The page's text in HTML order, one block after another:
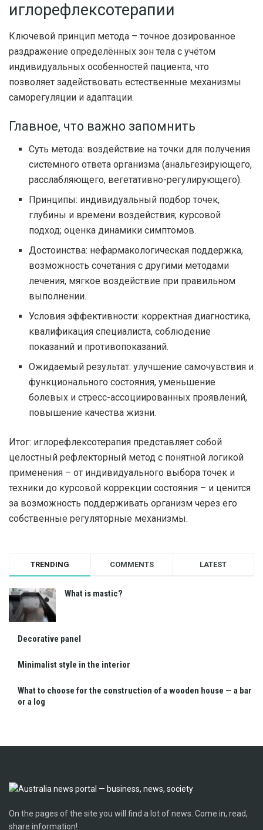
иглорефлексотерапии
Ключевой принцип метода – точное дозированное
раздражение определённых зон тела с учётом
индивидуальных особенностей пациента, что
позволяет задействовать естественные механизмы
саморегуляции и адаптации.
Главное, что важно запомнить
Суть метода: воздействие на точки для получения
системного ответа организма (анальгезирующего,
расслабляющего, вегетативно-регулирующего).
Принципы: индивидуальный подбор точек,
глубины и времени воздействия; курсовой
подход; оценка динамики симптомов.
Достоинства: нефармакологическая поддержка,
возможность сочетания с другими методами
лечения, мягкое воздействие при правильном
выполнении.
Условия эффективности: корректная диагностика,
квалификация специалиста, соблюдение
показаний и противопоказаний.
Ожидаемый результат: улучшение самочувствия и
функционального состояния, уменьшение
болевых и стресс-ассоциированных проявлений,
повышение качества жизни.
Итог: иглорефлексотерапия представляет собой
целостный рефлекторный метод с понятной логикой
применения – от индивидуального выбора точек и
техники до курсовой коррекции состояния – и ценится
за возможность поддерживать организм через его
собственные регуляторные механизмы.
TRENDING COMMENTS LATEST
What is mastic?
Decorative panel
Minimalist style in the interior
What to choose for the construction of a wooden house — a bar
or a log
On the pages of the site you will find a lot of news. Come in, read,
share information!